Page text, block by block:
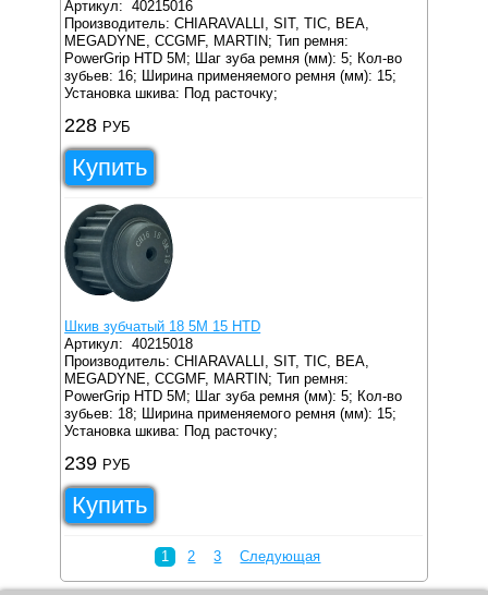
Артикул:40215016
Производитель: CHIARAVALLI, SIT, TIC, BEA,
MEGADYNE, CCGMF, MARTIN; Тип ремня:
PowerGrip HTD 5M; Шаг зуба ремня (мм): 5; Кол-во
зубьев: 16; Ширина применяемого ремня (мм): 15;
Установка шкива: Под расточку;
228 РУБ
Купить
Шкив зубчатый 18 5M 15 HTD
Артикул:40215018
Производитель: CHIARAVALLI, SIT, TIC, BEA,
MEGADYNE, CCGMF, MARTIN; Тип ремня:
PowerGrip HTD 5M; Шаг зуба ремня (мм): 5; Кол-во
зубьев: 18; Ширина применяемого ремня (мм): 15;
Установка шкива: Под расточку;
239 РУБ
Купить
1 2 3 Следующая